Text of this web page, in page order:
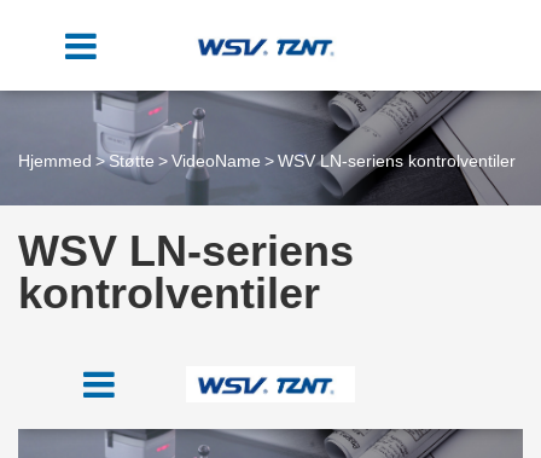
Hjemmed Støtte VideoName WSV LN-seriens kontrolventiler
WSV LN-seriens
kontrolventiler